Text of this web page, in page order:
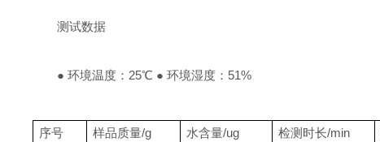
测试数据
● 环境温度：25℃ ● 环境湿度：51%
序号 样品质量/g 水含量/ug 检测时长/min